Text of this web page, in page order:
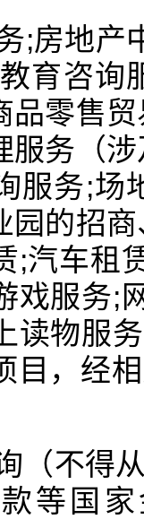
;房地产
育咨询
品零售
服务（
服务;场
园的招
;汽车租
戏服务;
读物服
目，经
（不得
等国